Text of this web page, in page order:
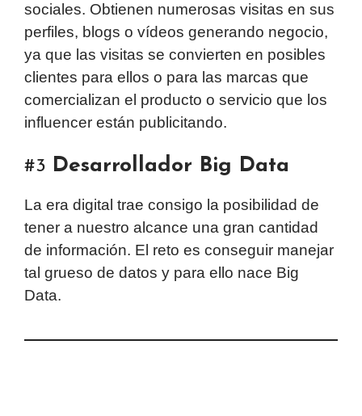
sociales. Obtienen numerosas visitas en sus
perfiles, blogs o vídeos generando negocio,
ya que las visitas se convierten en posibles
clientes para ellos o para las marcas que
comercializan el producto o servicio que los
influencer están publicitando.
#3 Desarrollador Big Data
La era digital trae consigo la posibilidad de
tener a nuestro alcance una gran cantidad
de información. El reto es conseguir manejar
tal grueso de datos y para ello nace Big
Data.